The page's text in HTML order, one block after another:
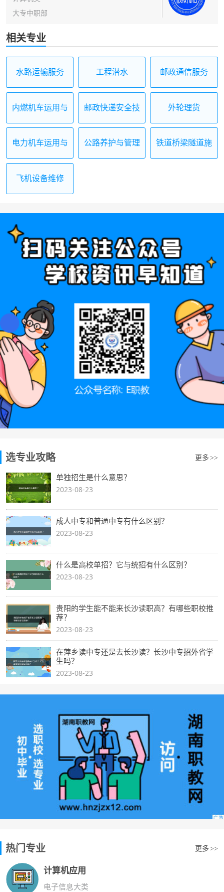
大专中职部
相关专业
水路运输服务 工程潜水 邮政通信服务
内燃机车运用与
邮政快递安全技
外轮理货
电力机车运用与
公路养护与管理
铁道桥梁隧道施
飞机设备维修
选专业攻略 更多 >>
单独招生是什么意思？
2023-08-23
成人中专和普通中专有什么区别？
2023-08-23
什么是高校单招？它与统招有什么区别？
2023-08-23
贵阳的学生能不能来长沙读职高？有哪些职校推
荐？
2023-08-23
在萍乡读中专还是去长沙读？长沙中专招外省学
生吗？
2023-08-23
热门专业 更多 >>
计算机应用
电子信息大类